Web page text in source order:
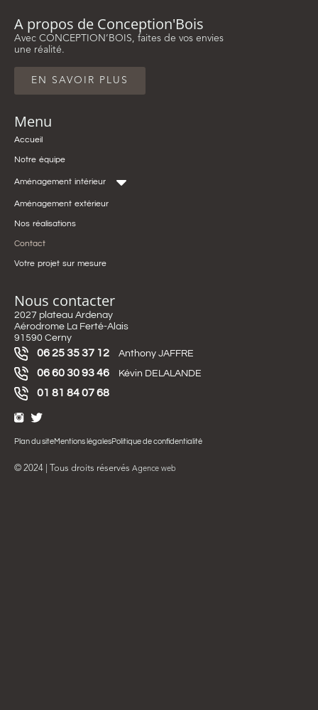
A propos de Conception'Bois
Avec CONCEPTION’BOIS, faites de vos envies
une réalité.
EN SAVOIR PLUS
Menu
Accueil
Notre équipe
Aménagement intérieur
Aménagement extérieur
Nos réalisations
Contact
Votre projet sur mesure
Nous contacter
2027 plateau Ardenay
Aérodrome La Ferté-Alais
91590 Cerny
06 25 35 37 12 Anthony JAFFRE
06 60 30 93 46 Kévin DELALANDE
01 81 84 07 68
Plan du siteMentions légalesPolitique de confidentialité
© 2024 | Tous droits réservés Agence web